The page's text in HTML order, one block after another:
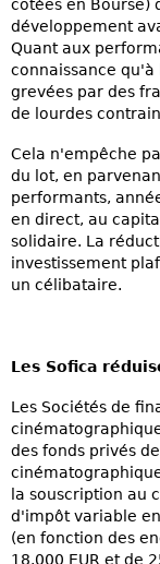
cotées en Bourse)
développement
Quant aux
connaissance
grevées par des
de lourdes
Cela n'empêche
du lot, en
performants,
en direct, au
solidaire. La
investissement
un célibataire.
Les Sofica
Les Sociétés de
des fonds privés
la souscription au
d'impôt variable
(en fonction des
18.000 EUR et de